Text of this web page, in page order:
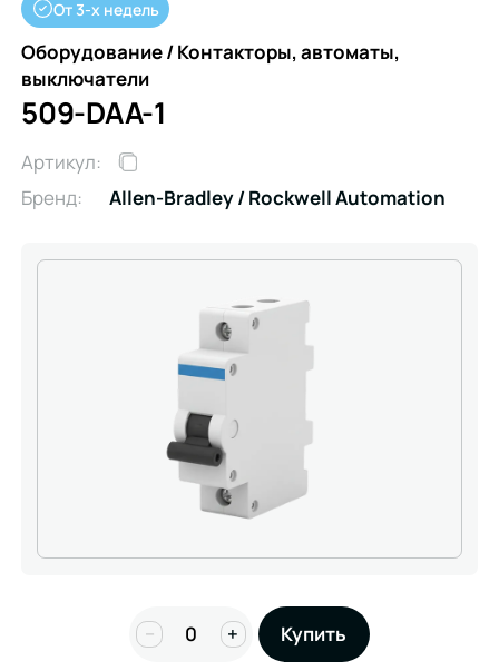
От 3-х недель
Оборудование / Контакторы, автоматы,
выключатели
509-DAA-1
Артикул:
Бренд:
Allen-Bradley / Rockwell Automation
− + Купить